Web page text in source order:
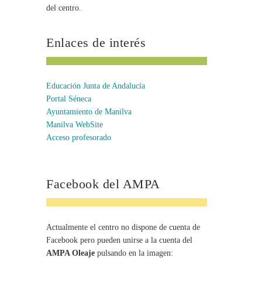
del centro.
Enlaces de interés
Educación Junta de Andalucía
Portal Séneca
Ayuntamiento de Manilva
Manilva WebSite
Acceso profesorado
Facebook del AMPA
Actualmente el centro no dispone de cuenta de
Facebook pero pueden unirse a la cuenta del
AMPA Oleaje pulsando en la imagen: